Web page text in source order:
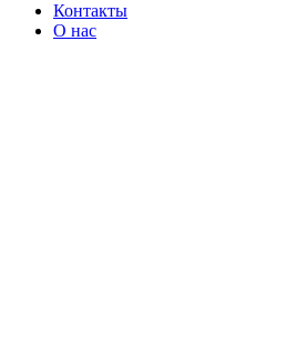
Контакты
О нас